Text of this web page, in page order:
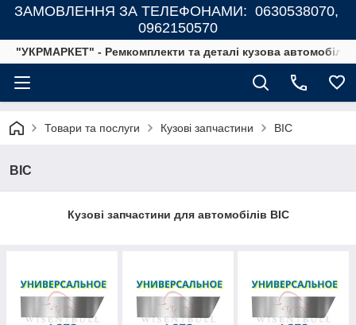
ЗАМОВЛЕННЯ ЗА ТЕЛЕФОНАМИ: 0630538070,
0962150570
"УКРМАРКЕТ" - Ремкомплекти та деталі кузова автомобілів
Товари та послуги Кузові запчастини ВІС
ВІС
Кузові запчастини для автомобілів ВІС